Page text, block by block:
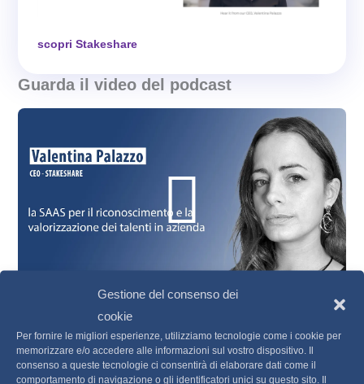
Gestione del consenso dei
cookie
Per fornire le migliori esperienze, utilizziamo tecnologie come i cookie per
memorizzare e/o accedere alle informazioni sul vostro dispositivo. Il
consenso a queste tecnologie ci consentirà di elaborare dati come il
comportamento di navigazione o gli identificatori unici su questo sito. Il
sistema ancora più flessibile e vantaggioso.
incentiva la performance, ma introduce un
talenti, ribaltando le tradizionali regole del gioco.
Valentina Palazzo,
co-founder e CEO, per scoprire di più su
questa soluzione rivoluzionaria.
value proposition
profonda: condividere il valore creato
all’interno di un’azienda. L’idea nasce dalla
consapevolezza che ogni azienda non sta solo
Stakeshareè dare una formatangibilea
questo valore e distribuirlo equamente tra tutti i
scopri Stakeshare
Guarda il video del podcast
Play
#91 - Valentina Palazzo | CEO Stakeshare
Stakeshare è una piattaforma che ribalta le regole del gioco:
con Stakeshare, il talento non si misura più con gli anni di